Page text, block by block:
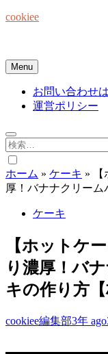
Skip
cookiee
Menu
お問い合わせ
運営ポリシー
検
索:
ホーム » ケーキ »
厚！バナナクリーム
ケーキ
【ホットケ
り濃厚！バ
キの作り方【
cookiee編集部3年 ago